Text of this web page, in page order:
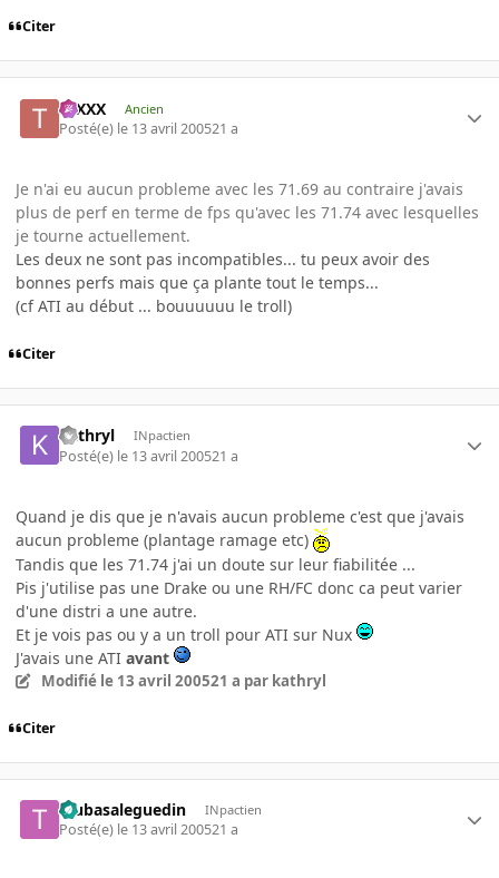
Citer
tuXXX Ancien
Posté(e) le 13 avril 200521 a
Je n'ai eu aucun probleme avec les 71.69 au contraire j'avais
plus de perf en terme de fps qu'avec les 71.74 avec lesquelles
je tourne actuellement.
Les deux ne sont pas incompatibles... tu peux avoir des
bonnes perfs mais que ça plante tout le temps...
(cf ATI au début ... bouuuuuu le troll)
Citer
kathryl INpactien
Posté(e) le 13 avril 200521 a
Quand je dis que je n'avais aucun probleme c'est que j'avais
aucun probleme (plantage ramage etc)
Tandis que les 71.74 j'ai un doute sur leur fiabilitée ...
Pis j'utilise pas une Drake ou une RH/FC donc ca peut varier
d'une distri a une autre.
Et je vois pas ou y a un troll pour ATI sur Nux
J'avais une ATI avant
Modifié le 13 avril 200521 a par kathryl
Citer
tsubasaleguedin INpactien
Posté(e) le 13 avril 200521 a